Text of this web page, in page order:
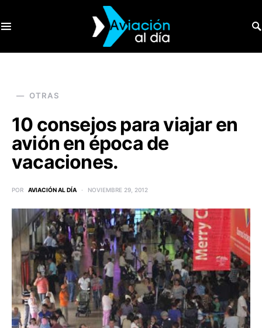
OTRAS
10 consejos para viajar en
avión en época de
vacaciones.
POR AVIACIÓN AL DÍA NOVIEMBRE 29, 2012